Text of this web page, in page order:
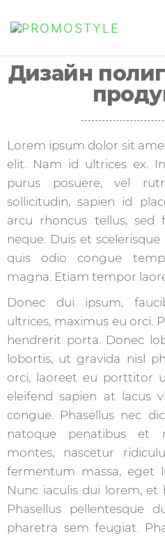
Дизайн
Lorem ipsum dolor sit
elit. Nam id ultrices ex.
purus posuere, vel
sollicitudin, sapien id
arcu rhoncus tellus, sed
neque. Duis et
quis odio congue
magna. Etiam tempor
Donec dui ipsum,
ultrices, maximus eu orci.
hendrerit porta. Donec
lobortis, ut gravida nisl
orci, laoreet eu porttitor
eleifend sapien at lacus
congue. Phasellus nec
natoque penatibus et
montes, nascetur
fermentum massa, eget
Nunc iaculis dui lorem,
Phasellus pellentesque
pharetra sem feugiat.